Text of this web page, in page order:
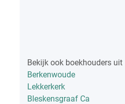
Bekijk ook boekhouders uit
Berkenwoude
Lekkerkerk
Bleskensgraaf Ca